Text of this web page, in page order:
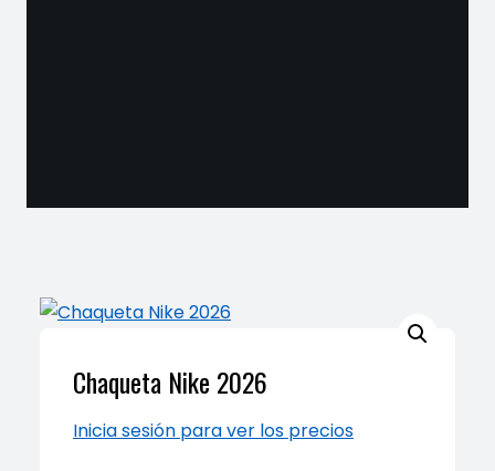
Chaqueta Nike 2026
Inicia sesión para ver los precios